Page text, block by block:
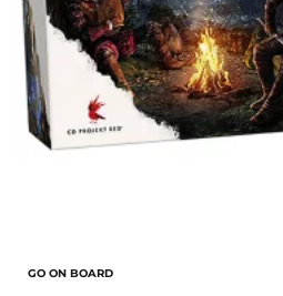
GO ON BOARD